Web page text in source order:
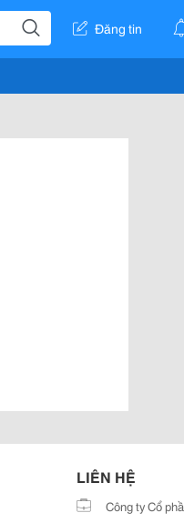
Đăng tin
LIÊN HỆ
Công ty Cổ